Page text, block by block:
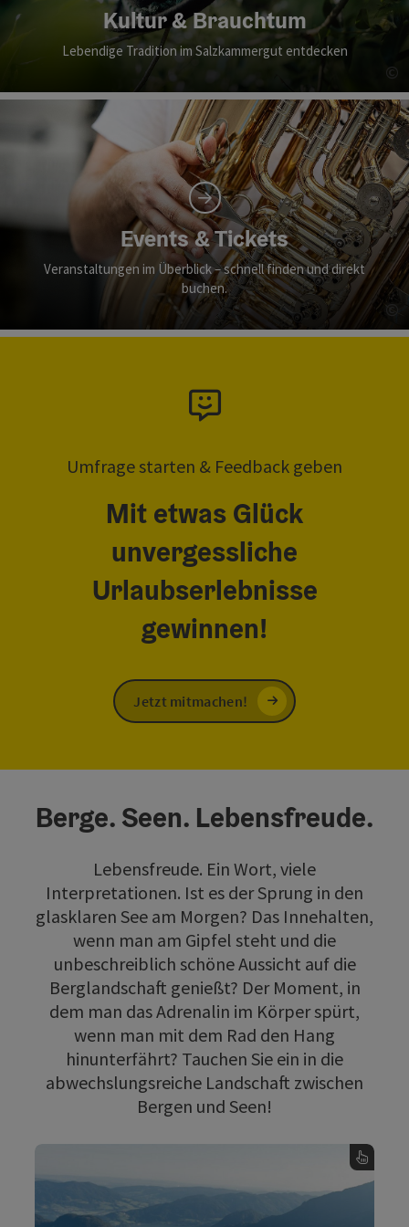
Kultur & Brauchtum
Lebendige Tradition im Salzkammergut entdecken
©
Events & Tickets
Veranstaltungen im Überblick – schnell finden und direkt
buchen.
©
Umfrage starten & Feedback geben
Mit etwas Glück
unvergessliche
Urlaubserlebnisse
gewinnen!
Jetzt mitmachen!
Berge. Seen. Lebensfreude.
Lebensfreude. Ein Wort, viele
Interpretationen. Ist es der Sprung in den
glasklaren See am Morgen? Das Innehalten,
wenn man am Gipfel steht und die
unbeschreiblich schöne Aussicht auf die
Berglandschaft genießt? Der Moment, in
dem man das Adrenalin im Körper spürt,
wenn man mit dem Rad den Hang
hinunterfährt? Tauchen Sie ein in die
abwechslungsreiche Landschaft zwischen
Bergen und Seen!
BERGESEEN ETRAIL
Wer seine PS gegen einen Rad-Akku tauscht,